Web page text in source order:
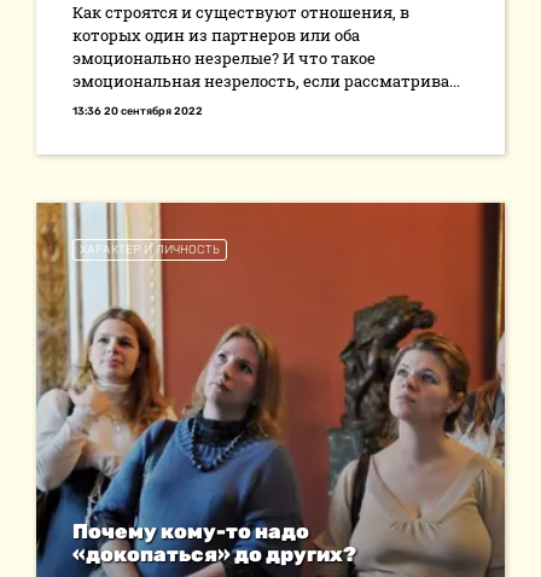
Как строятся и существуют отношения, в
которых один из партнеров или оба
эмоционально незрелые? И что такое
эмоциональная незрелость, если рассматрива...
13:36 20 сентября 2022
ХАРАКТЕР И ЛИЧНОСТЬ
Почему кому-то надо
«докопаться» до других?